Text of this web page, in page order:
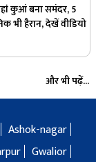
कुआं बना समंदर, 5
भी हैरान, देखें वीडियो
और भी पढ़ें...
Ashok-nagar
Gwalior